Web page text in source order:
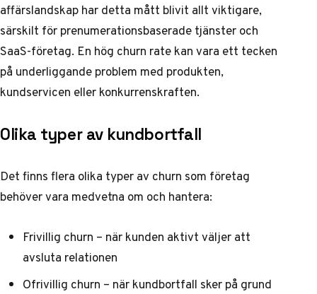
affärslandskap har detta mått blivit allt viktigare,
särskilt för prenumerationsbaserade tjänster och
SaaS-företag. En hög churn rate kan vara ett tecken
på underliggande problem med produkten,
kundservicen eller konkurrenskraften.
Olika typer av kundbortfall
Det finns flera olika typer av churn som företag
behöver vara medvetna om och hantera:
Frivillig churn – när kunden aktivt väljer att
avsluta relationen
Ofrivillig churn – när kundbortfall sker på grund